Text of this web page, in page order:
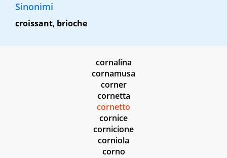
Sinonimi
croissant, brioche
cornalina
cornamusa
corner
cornetta
cornetto
cornice
cornicione
corniola
corno